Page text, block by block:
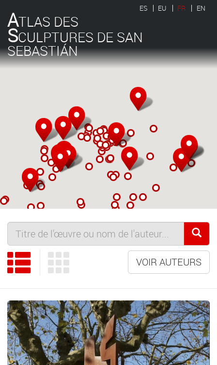
ATLAS DES
SCULPTURES DE SAN
SEBASTIÁN
ES EU FR EN
VOIR AUTEURS